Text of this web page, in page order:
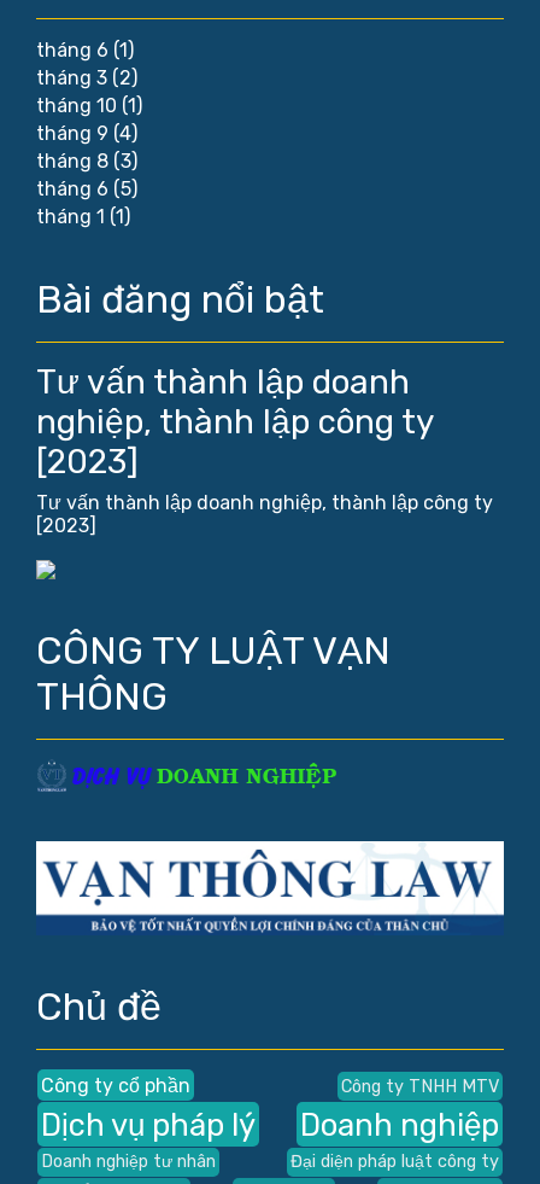
tháng 6 (1)
tháng 3 (2)
tháng 10 (1)
tháng 9 (4)
tháng 8 (3)
tháng 6 (5)
tháng 1 (1)
Bài đăng nổi bật
Tư vấn thành lập doanh
nghiệp, thành lập công ty
[2023]
Tư vấn thành lập doanh nghiệp, thành lập công ty
[2023]
CÔNG TY LUẬT VẠN
THÔNG
Chủ đề
Công ty cổ phần Công ty TNHH MTV
Dịch vụ pháp lý Doanh nghiệp
Doanh nghiệp tư nhân Đại diện pháp luật công ty